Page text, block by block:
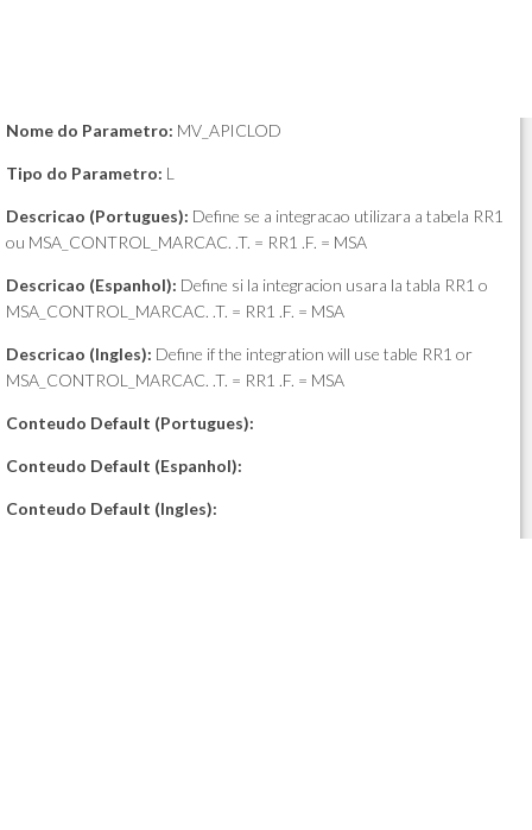
Nome do Parametro: MV_APICLOD
Tipo do Parametro: L
Descricao (Portugues): Define se a integracao utilizara a tabela RR1
ou MSA_CONTROL_MARCAC. .T. = RR1 .F. = MSA
Descricao (Espanhol): Define si la integracion usara la tabla RR1 o
MSA_CONTROL_MARCAC. .T. = RR1 .F. = MSA
Descricao (Ingles): Define if the integration will use table RR1 or
MSA_CONTROL_MARCAC. .T. = RR1 .F. = MSA
Conteudo Default (Portugues):
Conteudo Default (Espanhol):
Conteudo Default (Ingles):